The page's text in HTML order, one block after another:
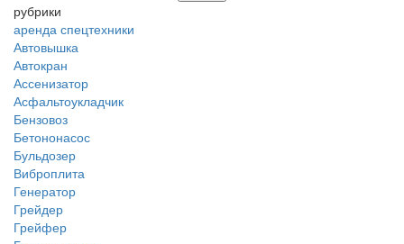
рубрики
аренда спецтехники
Автовышка
Автокран
Ассенизатор
Асфальтоукладчик
Бензовоз
Бетононасос
Бульдозер
Виброплита
Генератор
Грейдер
Грейфер